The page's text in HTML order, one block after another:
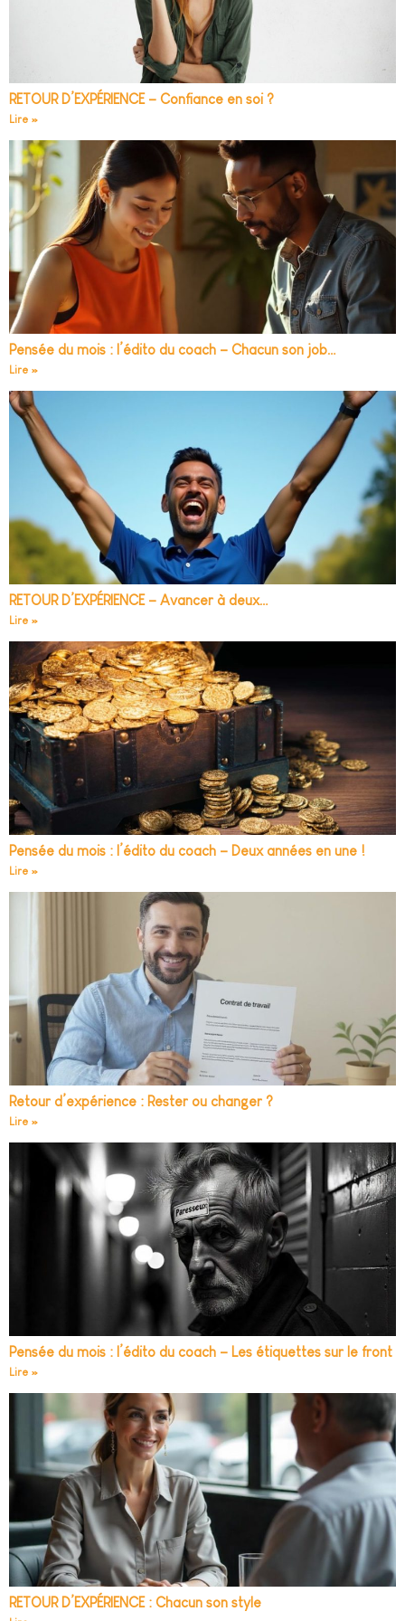
RETOUR D’EXPÉRIENCE – Confiance en soi ?
Lire »
Pensée du mois : l’édito du coach – Chacun son job…
Lire »
RETOUR D’EXPÉRIENCE – Avancer à deux…
Lire »
Pensée du mois : l’édito du coach – Deux années en une !
Lire »
Retour d’expérience : Rester ou changer ?
Lire »
Pensée du mois : l’édito du coach – Les étiquettes sur le front
Lire »
RETOUR D’EXPÉRIENCE : Chacun son style